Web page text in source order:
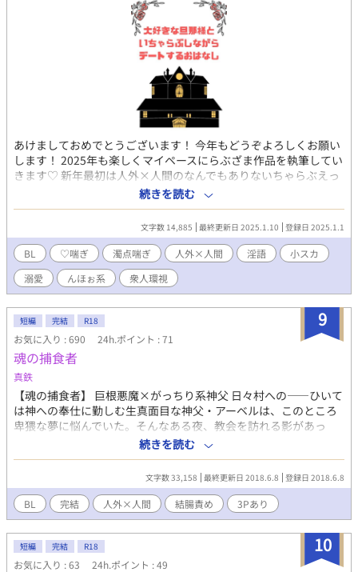
あけましておめでとうございます！ 今年もどうぞよろしくお願い
します！ 2025年も楽しくマイペースにらぶざま作品を執筆してい
きます♡ 新年最初は人外×人間のなんでもありないちゃらぶえっ
ちです。 メインカプ以外にモブカプ未満がちらほら出てきます。
何でも美味しく食べる方のみどうぞです！
続きを読む
文字数 14,885 最終更新日 2025.1.10 登録日 2025.1.1
BL ♡喘ぎ 濁点喘ぎ 人外×人間 淫語
小スカ
溺愛
んほぉ系 衆人環視
9
短編 完結 R18
お気に入り : 690 24h.ポイント : 71
魂の捕食者
真鉄
【魂の捕食者】 巨根悪魔×がっちり系神父 日々村への――ひいて
は神への奉仕に勤しむ生真面目な神父・アーベルは、このところ
卑猥な夢に悩んでいた。そんなある夜、教会を訪れる影があっ
た。「お前を迎えに来たよ」闇はそう囁いて、くつくつと笑う。
異種姦/人外×人間/尿道責め/結腸責め 【生贄】 巨根悪魔・がっち
り系農夫青年×がっちり系神父 フラッシュバックする恐ろしい夢
に悩まされる農夫の青年は神父の元へと相談に行くが、どうやら
彼のほうが何やら深刻な苦悩を抱えているように見えた。「――
私を、助けてください」神父の掠れた声が助力を乞う。憧れの人
の悲痛な叫びに青年は手を差し伸べた。「――村のために、家族
のために、その身を主に捧げてください」 異種姦/人外×人間/尿
道責め/結腸責め/二本挿し/潮吹き/3P
続きを読む
文字数 33,158 最終更新日 2018.6.8 登録日 2018.6.8
BL 完結 人外×人間 結腸責め 3Pあり
10
短編 完結 R18
お気に入り : 63 24h.ポイント : 49